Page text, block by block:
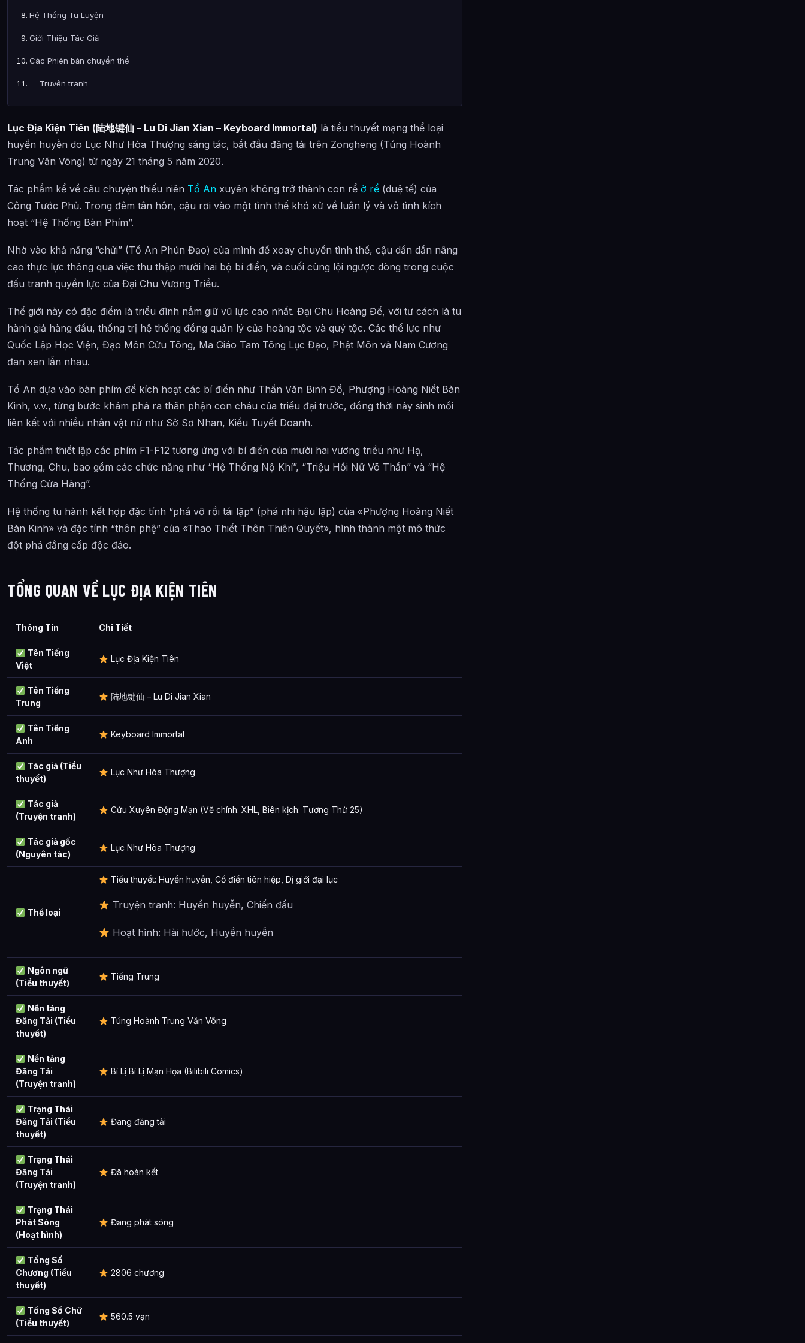
Hệ Thống Tu Luyện
Giới Thiệu Tác Giả
Các Phiên bản chuyển thể
Truyện tranh
Phim hoạt hình
Ảnh về Lục Địa Kiện Tiên
Bài Viết Liên Quan
Lục Địa Kiện Tiên là ai?
Cảnh giới tu luyện của Lục Địa Kiện Tiên như thế nào?
Lục Địa Kiện Tiên xuất hiện trong tác phẩm nào?
Các mối quan hệ quan trọng của Lục Địa Kiện Tiên là gì?
Thông tin về Lục Địa Kiện Tiên được tổng hợp từ đâu?
Lục Địa Kiện Tiên (陆地键仙 – Lu Di Jian Xian – Keyboard Immortal) là tiểu thuyết mạng thể loại
huyền huyễn do Lục Như Hòa Thượng sáng tác, bắt đầu đăng tải trên Zongheng (Túng Hoành
Trung Văn Võng) từ ngày 21 tháng 5 năm 2020.
Tác phẩm kể về câu chuyện thiếu niên Tổ An xuyên không trở thành con rể ở rể (duệ tế) của
Công Tước Phủ. Trong đêm tân hôn, cậu rơi vào một tình thế khó xử về luân lý và vô tình kích
hoạt “Hệ Thống Bàn Phím”.
Nhờ vào khả năng “chửi” (Tổ An Phún Đạo) của mình để xoay chuyển tình thế, cậu dần dần nâng
cao thực lực thông qua việc thu thập mười hai bộ bí điển, và cuối cùng lội ngược dòng trong cuộc
đấu tranh quyền lực của Đại Chu Vương Triều.
Thế giới này có đặc điểm là triều đình nắm giữ vũ lực cao nhất. Đại Chu Hoàng Đế, với tư cách là tu
hành giả hàng đầu, thống trị hệ thống đồng quản lý của hoàng tộc và quý tộc. Các thế lực như
Quốc Lập Học Viện, Đạo Môn Cửu Tông, Ma Giáo Tam Tông Lục Đạo, Phật Môn và Nam Cương
đan xen lẫn nhau.
Tổ An dựa vào bàn phím để kích hoạt các bí điển như Thần Văn Binh Đồ, Phượng Hoàng Niết Bàn
Kinh, v.v., từng bước khám phá ra thân phận con cháu của triều đại trước, đồng thời nảy sinh mối
liên kết với nhiều nhân vật nữ như Sở Sơ Nhan, Kiều Tuyết Doanh.
Tác phẩm thiết lập các phím F1-F12 tương ứng với bí điển của mười hai vương triều như Hạ,
Thương, Chu, bao gồm các chức năng như “Hệ Thống Nộ Khí”, “Triệu Hồi Nữ Võ Thần” và “Hệ
Thống Cửa Hàng”.
Hệ thống tu hành kết hợp đặc tính “phá vỡ rồi tái lập” (phá nhi hậu lập) của «Phượng Hoàng Niết
Bàn Kinh» và đặc tính “thôn phệ” của «Thao Thiết Thôn Thiên Quyết», hình thành một mô thức
đột phá đẳng cấp độc đáo.
TỔNG QUAN VỀ LỤC ĐỊA KIỆN TIÊN
Thông Tin Chi Tiết
Tên Tiếng
Việt
Lục Địa Kiện Tiên
Tên Tiếng
Trung
陆地键仙 – Lu Di Jian Xian
Tên Tiếng
Anh
Keyboard Immortal
Tác giả (Tiểu
thuyết)
Lục Như Hòa Thượng
Tác giả
(Truyện tranh)
Cửu Xuyên Động Mạn (Vẽ chính: XHL, Biên kịch: Tương Thử 25)
Tác giả gốc
(Nguyên tác)
Lục Như Hòa Thượng
Thể loại
Tiểu thuyết: Huyền huyễn, Cổ điển tiên hiệp, Dị giới đại lục
Truyện tranh: Huyền huyễn, Chiến đấu
Hoạt hình: Hài hước, Huyền huyễn
Ngôn ngữ
(Tiểu thuyết)
Tiếng Trung
Nền tảng
Đăng Tải (Tiểu
thuyết)
Túng Hoành Trung Văn Võng
Nền tảng
Đăng Tải
(Truyện tranh)
Bí Lị Bí Lị Mạn Họa (Bilibili Comics)
Trạng Thái
Đăng Tải (Tiểu
thuyết)
Đang đăng tải
Trạng Thái
Đăng Tải
(Truyện tranh)
Đã hoàn kết
Trạng Thái
Phát Sóng
(Hoạt hình)
Đang phát sóng
Tổng Số
Chương (Tiểu
thuyết)
2806 chương
Tổng Số Chữ
(Tiểu thuyết)
560.5 vạn